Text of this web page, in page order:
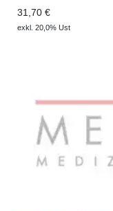
31,70 €
exkl. 20,0% Ust